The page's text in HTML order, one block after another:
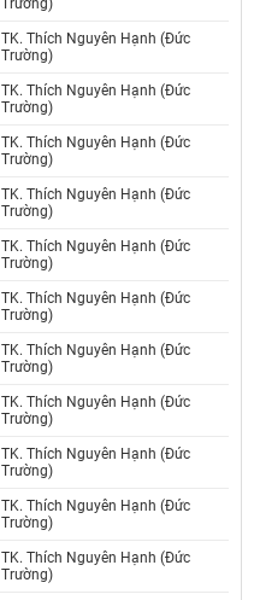
Trường)
TK. Thích Nguyên Hạnh (Đức
Trường)
TK. Thích Nguyên Hạnh (Đức
Trường)
TK. Thích Nguyên Hạnh (Đức
Trường)
TK. Thích Nguyên Hạnh (Đức
Trường)
TK. Thích Nguyên Hạnh (Đức
Trường)
TK. Thích Nguyên Hạnh (Đức
Trường)
TK. Thích Nguyên Hạnh (Đức
Trường)
TK. Thích Nguyên Hạnh (Đức
Trường)
TK. Thích Nguyên Hạnh (Đức
Trường)
TK. Thích Nguyên Hạnh (Đức
Trường)
TK. Thích Nguyên Hạnh (Đức
Trường)